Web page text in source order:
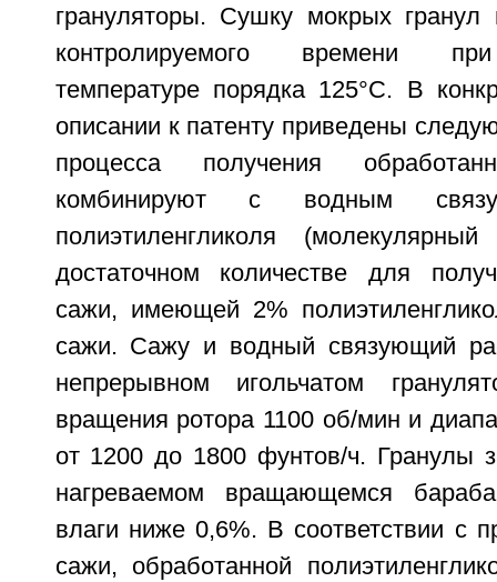
грануляторы. Сушку мокрых гранул
контролируемого времени
температуре порядка 125°C. В
описании к патенту приведены
процесса получения
комбинируют с водным
полиэтиленгликоля
достаточном количестве для
сажи, имеющей 2%
сажи. Сажу и водный связующий
непрерывном игольчатом
вращения ротора 1100 об/мин и
от 1200 до 1800 фунтов/ч. Гранулы
нагреваемом вращающемся
влаги ниже 0,6%. В соответствии с
сажи, обработанной